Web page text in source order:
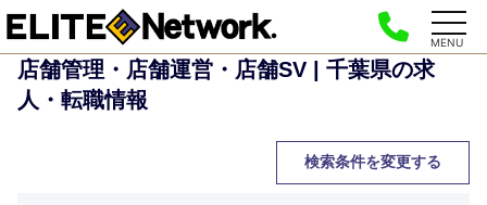
MENU
店舗管理・店舗運営・店舗SV | 千葉県の求
人・転職情報
検索条件を変更する